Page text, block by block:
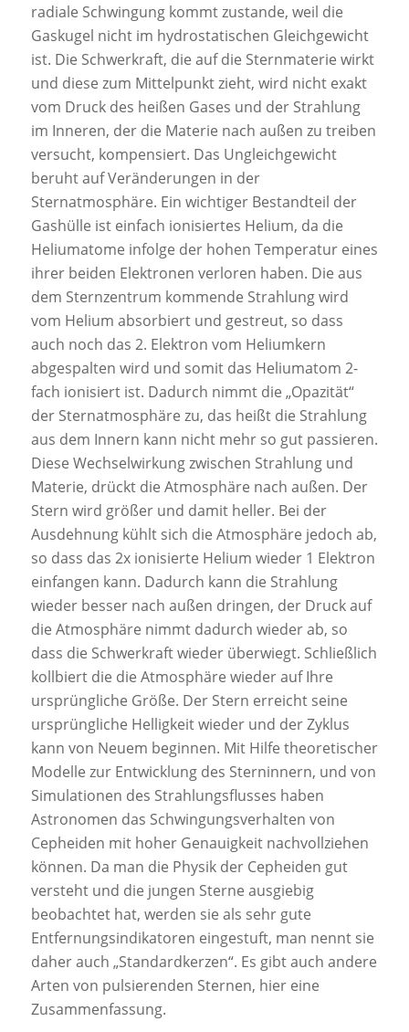
radiale Schwingung kommt zustande, weil die
Gaskugel nicht im hydrostatischen Gleichgewicht
ist. Die Schwerkraft, die auf die Sternmaterie wirkt
und diese zum Mittelpunkt zieht, wird nicht exakt
vom Druck des heißen Gases und der Strahlung
im Inneren, der die Materie nach außen zu treiben
versucht, kompensiert. Das Ungleichgewicht
beruht auf Veränderungen in der
Sternatmosphäre. Ein wichtiger Bestandteil der
Gashülle ist einfach ionisiertes Helium, da die
Heliumatome infolge der hohen Temperatur eines
ihrer beiden Elektronen verloren haben. Die aus
dem Sternzentrum kommende Strahlung wird
vom Helium absorbiert und gestreut, so dass
auch noch das 2. Elektron vom Heliumkern
abgespalten wird und somit das Heliumatom 2-
fach ionisiert ist. Dadurch nimmt die „Opazität“
der Sternatmosphäre zu, das heißt die Strahlung
aus dem Innern kann nicht mehr so gut passieren.
Diese Wechselwirkung zwischen Strahlung und
Materie, drückt die Atmosphäre nach außen. Der
Stern wird größer und damit heller. Bei der
Ausdehnung kühlt sich die Atmosphäre jedoch ab,
so dass das 2x ionisierte Helium wieder 1 Elektron
einfangen kann. Dadurch kann die Strahlung
wieder besser nach außen dringen, der Druck auf
die Atmosphäre nimmt dadurch wieder ab, so
dass die Schwerkraft wieder überwiegt. Schließlich
kollbiert die die Atmosphäre wieder auf Ihre
ursprüngliche Größe. Der Stern erreicht seine
ursprüngliche Helligkeit wieder und der Zyklus
kann von Neuem beginnen. Mit Hilfe theoretischer
Modelle zur Entwicklung des Sterninnern, und von
Simulationen des Strahlungsflusses haben
Astronomen das Schwingungsverhalten von
Cepheiden mit hoher Genauigkeit nachvollziehen
können. Da man die Physik der Cepheiden gut
versteht und die jungen Sterne ausgiebig
beobachtet hat, werden sie als sehr gute
Entfernungsindikatoren eingestuft, man nennt sie
daher auch „Standardkerzen“. Es gibt auch andere
Arten von pulsierenden Sternen, hier eine
Zusammenfassung.